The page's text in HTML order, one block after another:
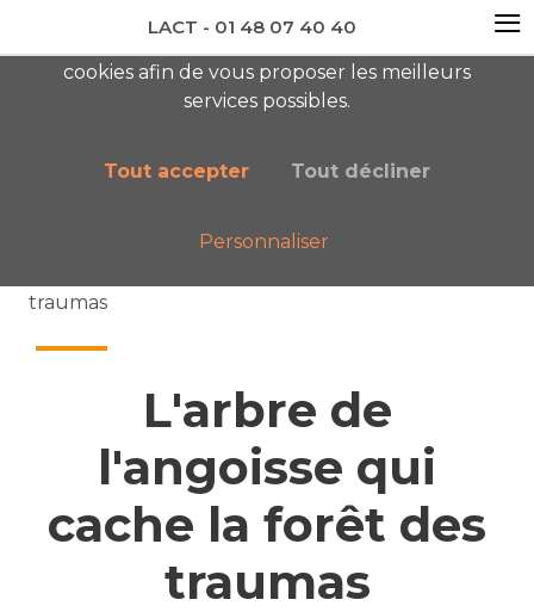
newsletter AC
Nos publications
traumas
L'arbre de
l'angoisse qui
cache la forêt des
traumas
cookies afin de vous proposer les meilleurs
services possibles.
Tout accepter Tout décliner
Personnaliser
LACT - 01 48 07 40 40 ≡